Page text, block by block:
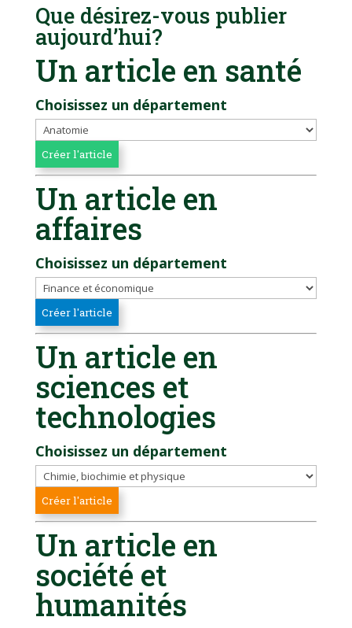
Que désirez-vous publier
aujourd’hui?
Un article en santé
Choisissez un département
Un article en
affaires
Choisissez un département
Un article en
sciences et
technologies
Choisissez un département
Un article en
société et
humanités